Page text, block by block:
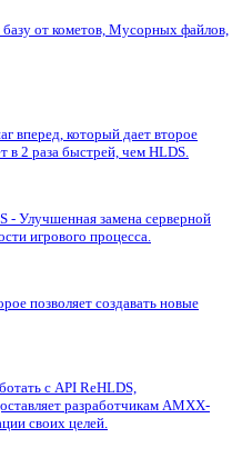
от кометов, Мусорных файлов,
вперед, который дает второе
в 2 раза быстрей, чем HLDS.
- Улучшенная замена серверной
игрового процесса.
позволяет создавать новые
с API ReHLDS,
разработчикам AMXX-
своих целей.